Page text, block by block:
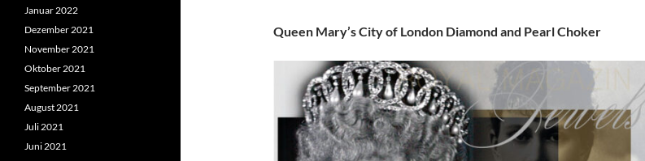
Queen Mary’s City of London Diamond and Pearl Choker
Januar 2022
Dezember 2021
November 2021
Oktober 2021
September 2021
August 2021
Juli 2021
Juni 2021